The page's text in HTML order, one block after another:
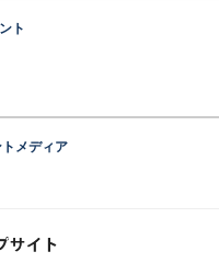
ト
メディア